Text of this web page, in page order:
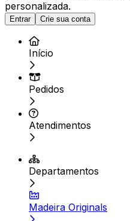
personalizada.
Entrar Crie sua conta
Início
Pedidos
Atendimentos
Departamentos
Madeira Originals